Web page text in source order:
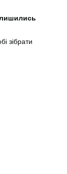
зібрати